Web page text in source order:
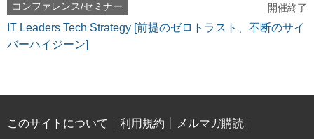
コンファレンス/セミナー 開催終了
IT Leaders Tech Strategy [前提のゼロトラスト、不断のサイ
バーハイジーン]
このサイトについて 利用規約
メルマガ購読